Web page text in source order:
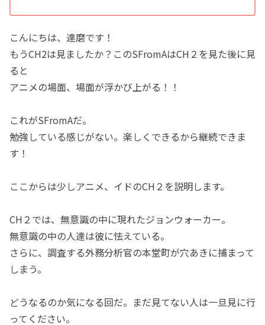
こんにちは、達磨です！
もうCH2は見ましたか？このSFromAはCH２を見た後に見
ると
アニメの場面、場面が浮かび上がる！！
これがSFromAだ。
勉強している感じがない。楽しくできるから継続できま
す！
ここからは少しアニメ、イドのCH２を説明します。
CH２では、無意識の中に現れたジョンウォーカー。
無意識の中の人達は彼に怯えている。
さらに、調査する外務分析官の本堂町が穴あきに捕まって
しまう。
どうなるのか気になる回だ。まだ見てない人は一旦見に行
ってください。